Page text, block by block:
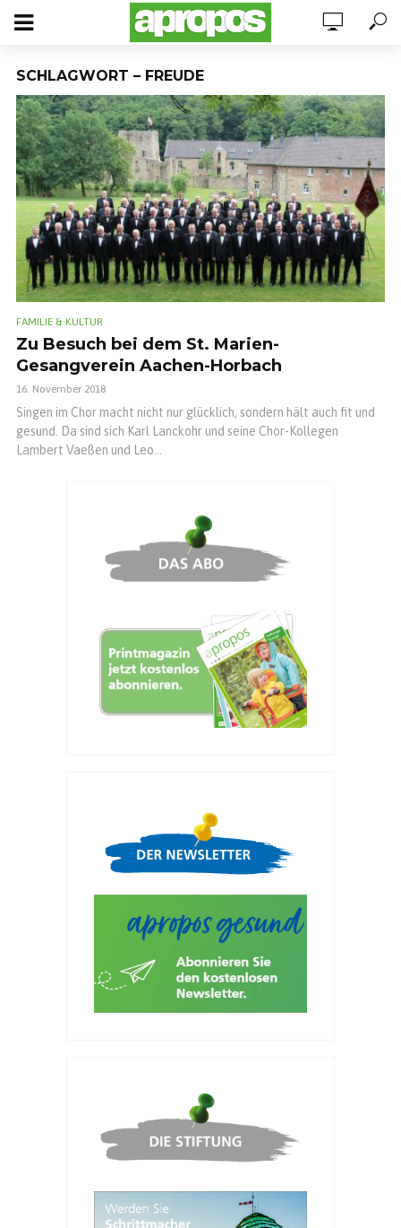
SCHLAGWORT – FREUDE
FAMILIE & KULTUR
Zu Besuch bei dem St. Marien-
Gesangverein Aachen-Horbach
16. November 2018
Singen im Chor macht nicht nur glücklich, sondern hält auch fit und
gesund. Da sind sich Karl Lanckohr und seine Chor-Kollegen
Lambert Vaeßen und Leo...